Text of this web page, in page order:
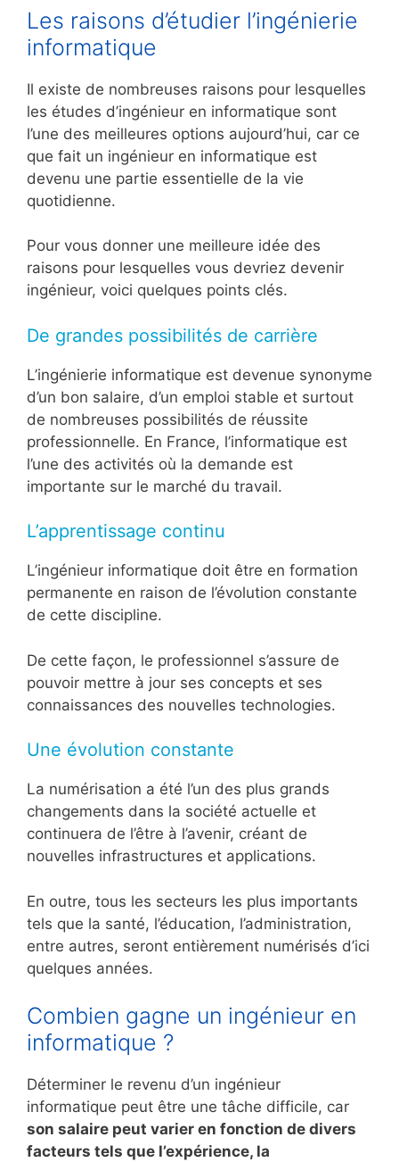
Les raisons d’étudier l’ingénierie
informatique
Il existe de nombreuses raisons pour lesquelles
les études d’ingénieur en informatique sont
l’une des meilleures options aujourd’hui, car ce
que fait un ingénieur en informatique est
devenu une partie essentielle de la vie
quotidienne.
Pour vous donner une meilleure idée des
raisons pour lesquelles vous devriez devenir
ingénieur, voici quelques points clés.
De grandes possibilités de carrière
L’ingénierie informatique est devenue synonyme
d’un bon salaire, d’un emploi stable et surtout
de nombreuses possibilités de réussite
professionnelle. En France, l’informatique est
l’une des activités où la demande est
importante sur le marché du travail.
L’apprentissage continu
L’ingénieur informatique doit être en formation
permanente en raison de l’évolution constante
de cette discipline.
De cette façon, le professionnel s’assure de
pouvoir mettre à jour ses concepts et ses
connaissances des nouvelles technologies.
Une évolution constante
La numérisation a été l’un des plus grands
changements dans la société actuelle et
continuera de l’être à l’avenir, créant de
nouvelles infrastructures et applications.
En outre, tous les secteurs les plus importants
tels que la santé, l’éducation, l’administration,
entre autres, seront entièrement numérisés d’ici
quelques années.
Combien gagne un ingénieur en
informatique ?
Déterminer le revenu d’un ingénieur
informatique peut être une tâche difficile, car
son salaire peut varier en fonction de divers
facteurs tels que l’expérience, la